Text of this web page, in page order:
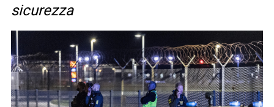
sicurezza